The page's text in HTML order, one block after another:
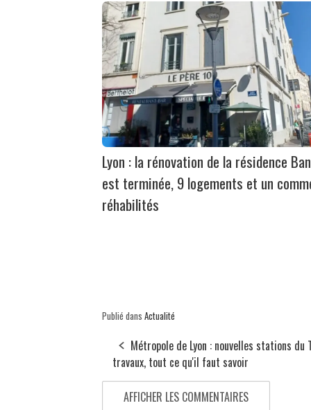
Lyon : la rénovation de la résidence
est terminée, 9 logements et un
réhabilités
Publié dans Actualité
Métropole de Lyon : nouvelles stations du
travaux, tout ce qu'il faut savoir
AFFICHER LES COMMENTAIRES